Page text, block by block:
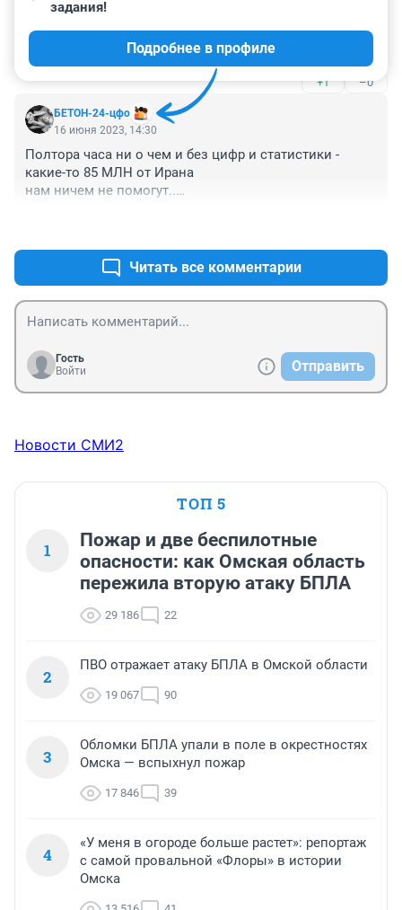
Гость
Пустая болтовня
+1 –0
БЕТОН-24-цфо
задания!
Подробнее в профиле
16 июня 2023, 14:30
Полтора часа ни о чем и без цифр и статистики -
какие-то 85 МЛН от Ирана
нам ничем не помогут..
Читать все комментарии
Гость
Войти
Отправить
Новости СМИ2
ТОП 5
1
Пожар и две беспилотные
опасности: как Омская область
пережила вторую атаку БПЛА
29 186 22
2
ПВО отражает атаку БПЛА в Омской области
19 067 90
3
Обломки БПЛА упали в поле в окрестностях
Омска — вспыхнул пожар
17 846 39
4
«У меня в огороде больше растет»: репортаж
с самой провальной «Флоры» в истории
Омска